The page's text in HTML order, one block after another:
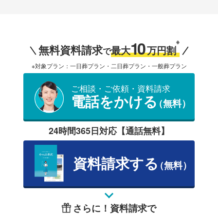
無料資料請求で最大10万円割
※
※対象プラン：一日葬プラン・二日葬プラン・一般葬プラン
ご相談・ご依頼・資料請求
電話をかける（無料）
24時間365日対応【通話無料】
資料請求する（無料）
さらに！資料請求で